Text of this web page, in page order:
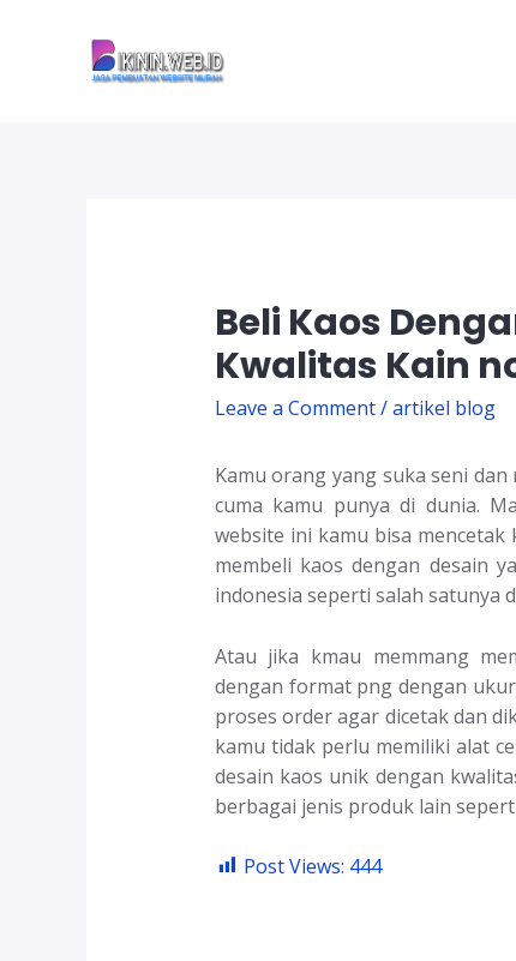
Beli Kaos
Kwalitas Kain
Leave a Comment/artikel blog
Kamu orang yang suka seni
cuma kamu punya di dunia.
website ini kamu bisa mencetak
membeli kaos dengan desain
indonesia seperti salah satunya
Atau jika kmau memmang
dengan format png dengan
proses order agar dicetak dan
kamu tidak perlu memiliki alat
desain kaos unik dengan
berbagai jenis produk lain
Post Views: 444